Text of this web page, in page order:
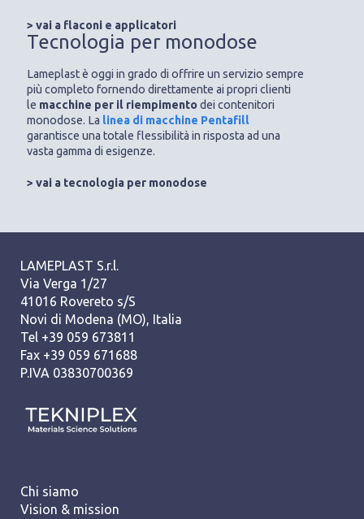
> vai a flaconi e applicatori
Tecnologia per monodose
Lameplast è oggi in grado di offrire un servizio sempre
più completo fornendo direttamente ai propri clienti
le macchine per il riempimentodei contenitori
monodose. La linea di macchine Pentafill
garantisce una totale flessibilità in risposta ad una
vasta gamma di esigenze.
> vai a tecnologia per monodose
LAMEPLAST S.r.l.
Via Verga 1/27
41016 Rovereto s/S
Novi di Modena (MO), Italia
Tel +39 059 673811
Fax +39 059 671688
P.IVA 03830700369
Chi siamo
Vision & mission